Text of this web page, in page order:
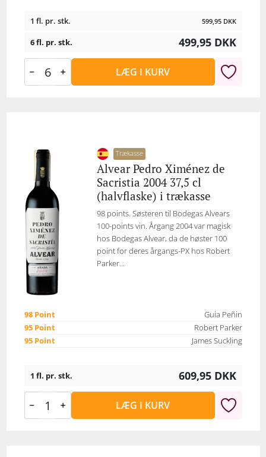
1 fl. pr. stk. 599,95 DKK
6 fl. pr. stk. 499,95 DKK
LÆG I KURV
Trækasse
Alvear Pedro Ximénez de
Sacristia 2004 37,5 cl
(halvflaske) i trækasse
98 points. Søsteren til Bodegas Alvears
100-points vin. Årgang 2004 var magisk
hos Bodegas Alvear, da de høster 100
point for deres årgangs-PX hos Robert
Parker...
98 Point
Guia Peñin
95 Point
Robert Parker
95 Point
James Suckling
1 fl. pr. stk. 609,95 DKK
LÆG I KURV